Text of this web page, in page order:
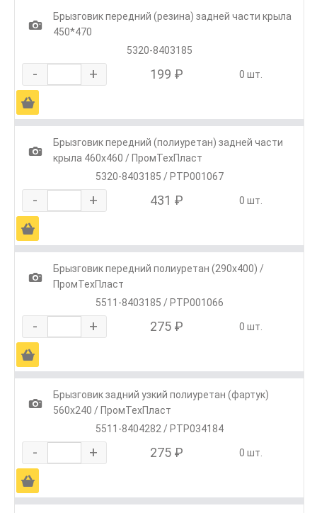
1
Брызговик передний (резина) задней части крыла
450*470
5320-8403185
- + 199 ₽ 0 шт.
Ä
1
Брызговик передний (полиуретан) задней части
крыла 460х460 / ПромТехПласт
5320-8403185 / РТР001067
- + 431 ₽ 0 шт.
Ä
1
Брызговик передний полиуретан (290х400) /
ПромТехПласт
5511-8403185 / РТР001066
- + 275 ₽ 0 шт.
Ä
1
Брызговик задний узкий полиуретан (фартук)
560х240 / ПромТехПласт
5511-8404282 / РТР034184
- + 275 ₽ 0 шт.
Ä